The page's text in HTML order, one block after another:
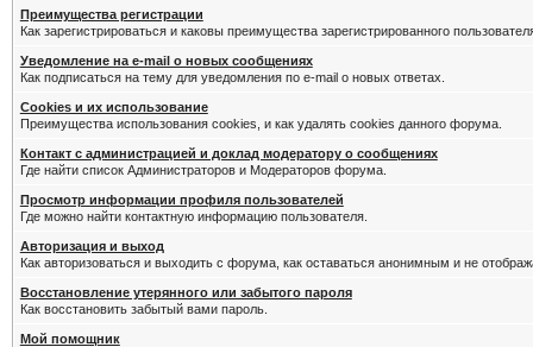
Преимущества регистрации
Как зарегистрироваться и каковы преимущества зарегистрированного
Уведомление на e-mail о новых сообщениях
Как подписаться на тему для уведомления по e-mail о новых ответах.
Cookies и их использование
Преимущества использования cookies, и как удалять cookies данного форума.
Контакт с администрацией и доклад модератору о сообщениях
Где найти список Администраторов и Модераторов форума.
Просмотр информации профиля пользователей
Где можно найти контактную информацию пользователя.
Авторизация и выход
Как авторизоваться и выходить с форума, как оставаться анонимным и не
Восстановление утерянного или забытого пароля
Как восстановить забытый вами пароль.
Мой помощник